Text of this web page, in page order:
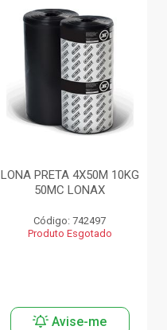
LONA PRETA 4X50M 10KG
50MC LONAX
Código: 742497
Produto Esgotado
Avise-me